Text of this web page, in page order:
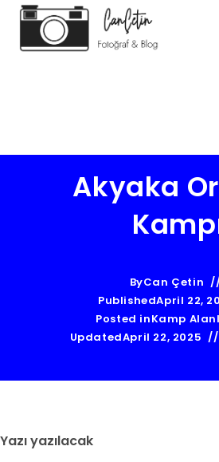
Akyaka
ByCan Çetin
PublishedApril 22,
Posted inKamp
UpdatedApril 22, 2025
Yazı yazılacak